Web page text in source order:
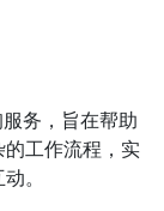
务，旨在帮助
工作流程，实
。